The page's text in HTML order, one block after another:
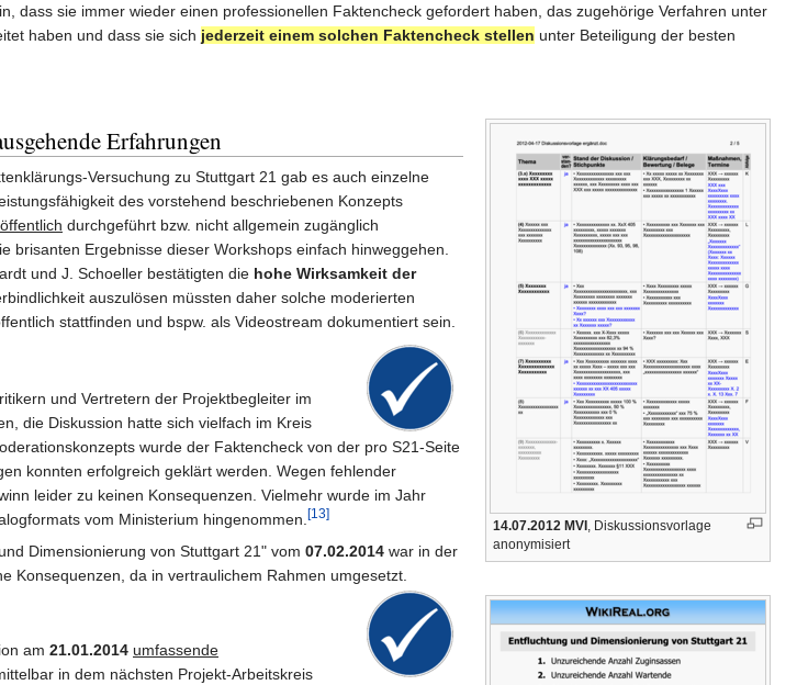
dass sie immer wieder einen professionellen Faktencheck gefordert haben, das zugehörige Verfahren unter
haben und dass sie sich jederzeit einem solchen Faktencheck stellen unter Beteiligung der besten
14.07.2012 MVI, Diskussionsvorlage
anonymisiert
Erfahrungen
Versuchung zu Stuttgart 21 gab es auch einzelne
des vorstehend beschriebenen Konzepts
durchgeführt bzw. nicht allgemein zugänglich
Ergebnisse dieser Workshops einfach hinweggehen.
und J. Schoeller bestätigten die hohe Wirksamkeit der
auszulösen müssten daher solche moderierten
stattfinden und bspw. als Videostream dokumentiert sein.
und Vertretern der Projektbegleiter im
die Diskussion hatte sich vielfach im Kreis
wurde der Faktencheck von der pro S21-Seite
konnten erfolgreich geklärt werden. Wegen fehlender
leider zu keinen Konsequenzen. Vielmehr wurde im Jahr
vom Ministerium hingenommen. [13]
Dimensionierung von Stuttgart 21" vom 07.02.2014 war in der
Konsequenzen, da in vertraulichem Rahmen umgesetzt.
am 21.01.2014 umfassende
in dem nächsten Projekt-Arbeitskreis